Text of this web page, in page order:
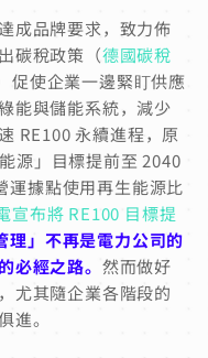
成品牌要求，致力佈
碳稅政策（德國碳稅
促使企業一邊緊盯供應
能與儲能系統，減少
RE100 永續進程，原
源」目標提前至 2040
運據點使用再生能源比
宣布將 RE100 目標提
」 不再是電力公司的
必經之路。 然而做好
尤其隨企業各階段的
進。